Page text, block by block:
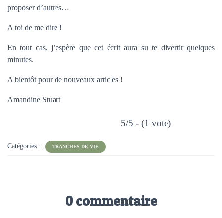
proposer d’autres…
A toi de me dire !
En tout cas, j’espère que cet écrit aura su te divertir quelques
minutes.
A bientôt pour de nouveaux articles !
Amandine Stuart
5/5 - (1 vote)
Catégories : TRANCHES DE VIE
0 commentaire